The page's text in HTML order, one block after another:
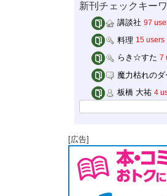
新刊チェックキー
講談社 97
料理 15 users
らき☆すた 7
魔力枯れの
板橋 大祐 4
[広告]